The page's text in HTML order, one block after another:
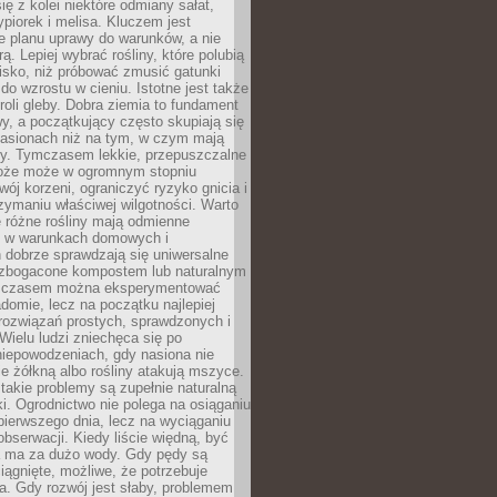
z kolei niektóre odmiany sałat,
i melisa. Kluczem jest
planu uprawy do warunków, a nie
Lepiej wybrać rośliny, które polubią
niż próbować zmusić gatunki
do wzrostu w cieniu. Istotne jest także
gleby. Dobra ziemia to fundament
a początkujący często skupiają się
niż na tym, w czym mają
Tymczasem lekkie, przepuszczalne
może w ogromnym stopniu
korzeni, ograniczyć ryzyko gnicia i
właściwej wilgotności. Warto
rośliny mają odmienne
warunkach domowych i
dobrze sprawdzają się uniwersalne
kompostem lub naturalnym
można eksperymentować
lecz na początku najlepiej
prostych, sprawdzonych i
ludzi zniechęca się po
gdy nasiona nie
żółkną albo rośliny atakują mszyce.
problemy są zupełnie naturalną
Ogrodnictwo nie polega na osiąganiu
dnia, lecz na wyciąganiu
Kiedy liście więdną, być
ma za dużo wody. Gdy pędy są
możliwe, że potrzebuje
Gdy rozwój jest słaby, problemem